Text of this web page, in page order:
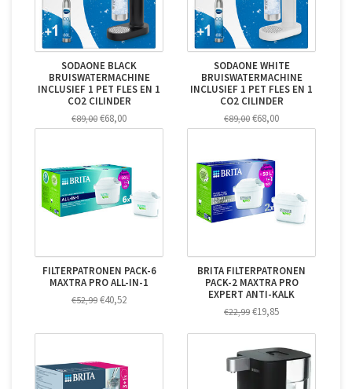
SODAONE BLACK
BRUISWATERMACHINE
INCLUSIEF 1 PET FLES EN 1
CO2 CILINDER
€89,00 €68,00
SODAONE WHITE
BRUISWATERMACHINE
INCLUSIEF 1 PET FLES EN 1
CO2 CILINDER
€89,00 €68,00
FILTERPATRONEN PACK-6
MAXTRA PRO ALL-IN-1
€52,99 €40,52
BRITA FILTERPATRONEN
PACK-2 MAXTRA PRO
EXPERT ANTI-KALK
€22,99 €19,85